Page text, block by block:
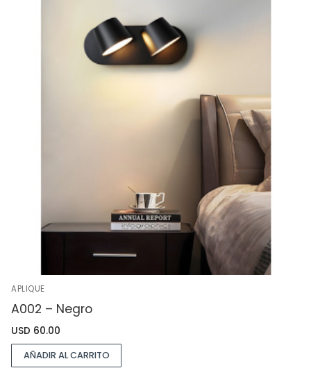
APLIQUE
A002 – Negro
USD 60.00
AÑADIR AL CARRITO